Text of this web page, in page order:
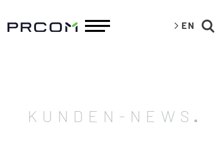
EN
KUNDEN-NEWS